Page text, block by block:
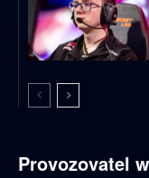
Provozovatel